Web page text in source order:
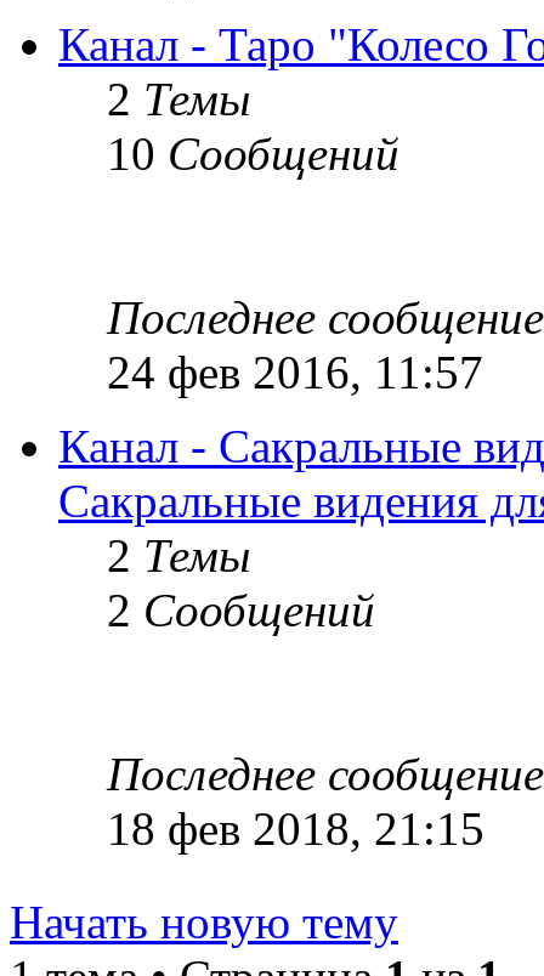
Канал - Таро "Колесо
2 Темы
10 Сообщений
Последнее сообщение
24 фев 2016, 11:57
Канал - Сакральные
Сакральные видения
2 Темы
2 Сообщений
Последнее сообщение
18 фев 2018, 21:15
Начать новую тему